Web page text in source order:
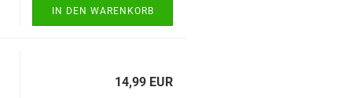
IN DEN WARENKORB
14,99 EUR